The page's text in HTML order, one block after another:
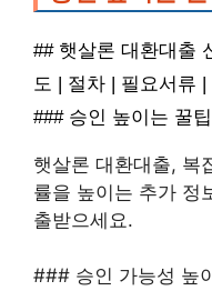
## 햇살론 대환대출
도 | 절차 | 필요서류
### 승인 높이는 꿀
햇살론 대환대출, 복
률을 높이는 추가 정
출받으세요.
### 승인 가능성 높